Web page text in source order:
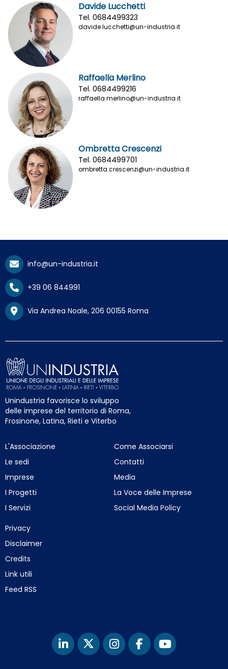
Davide Lucchetti
Tel. 0684499323
davide.lucchetti@un-industria.it
Raffaella Merlino
Tel. 0684499216
raffaella.merlino@un-industria.it
Ombretta Crescenzi
Tel. 0684499701
ombretta.crescenzi@un-industria.it
info@un-industria.it
+39 06 844991
Via Andrea Noale, 206 00155 Roma
Unindustria favorisce lo sviluppo
delle imprese del territorio di Roma,
Frosinone, Latina, Rieti e Viterbo
L'Associazione
Le sedi
Imprese
I Progetti
I Servizi
Come Associarsi
Contatti
Media
La Voce delle Imprese
Social Media Policy
Privacy
Disclaimer
Credits
Link utili
Feed RSS